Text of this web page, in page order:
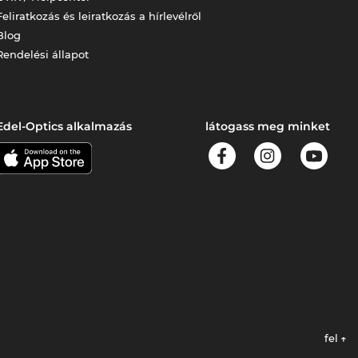
és leiratkozás a hírlevélről
állapot
Optics alkalmazás látogass meg minket
fel